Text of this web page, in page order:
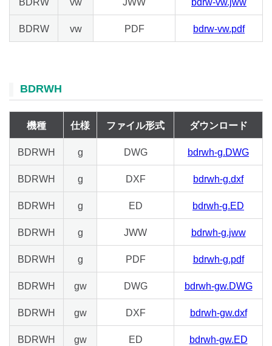
BDRW vw JWW bdrw-vw.jww
BDRW vw PDF bdrw-vw.pdf
BDRWH
機種 仕様 ファイル形式 ダウンロード
BDRWH g DWG bdrwh-g.DWG
BDRWH g DXF bdrwh-g.dxf
BDRWH g ED bdrwh-g.ED
BDRWH g JWW bdrwh-g.jww
BDRWH g PDF bdrwh-g.pdf
BDRWH gw DWG bdrwh-gw.DWG
BDRWH gw DXF bdrwh-gw.dxf
BDRWH gw ED bdrwh-gw.ED